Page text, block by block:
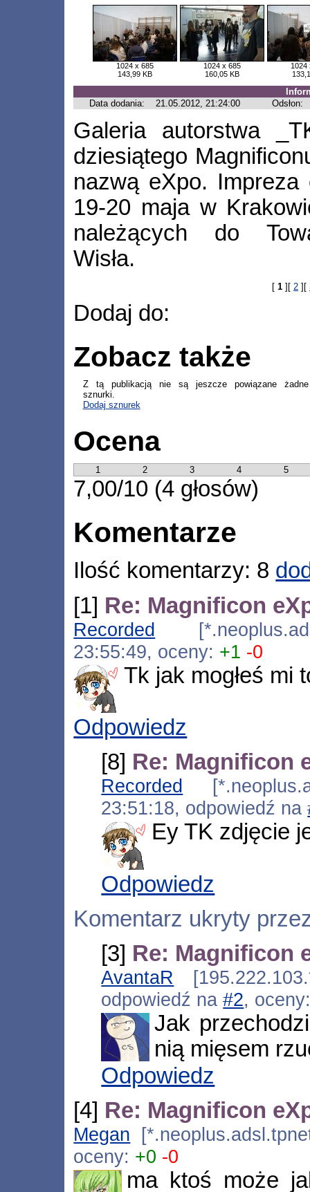
1024 x 685
143,99 KB
1024 x 685
160,05 KB
1024
Data dodania:
21.05.2012, 21:24:00 Odsłon:
Galeria autorstwa
dziesiątego
nazwą eXpo. Impreza
19-20 maja w
należących do
Wisła.
[ 1 ][ 2 ][
Dodaj do:
Zobacz także
Z tą publikacją nie są jeszcze powiązane żadne
sznurki.
Dodaj sznurek
Ocena
1 2 3 4 5
7,00/10 (4 głosów)
Komentarze
Ilość komentarzy: 8
[1] Re: Magnificon
Recorded
23:55:49, oceny: +1 -0
Tk jak mogłeś mi
Odpowiedz
[8] Re: Magnificon
Recorded
23:51:18, odpowiedź na
Ey TK zdjęcie
Odpowiedz
Komentarz ukryty
[3] Re: Magnificon
AvantaR
odpowiedź na#2,
Jak
nią mięsem
Odpowiedz
[4] Re: Magnificon
Megan
oceny: +0 -0
ma ktoś może